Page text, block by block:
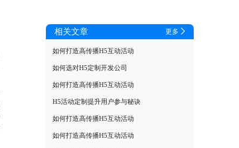
相关文章 更多
如何打造高传播H5互动活动
如何选对H5定制开发公司
如何打造高传播H5互动活动
H5活动定制提升用户参与秘诀
如何打造高传播H5互动活动
如何打造高传播H5互动活动